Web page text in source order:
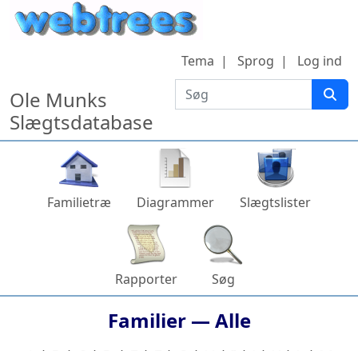
Hop til indhold
Ole Munks
Slægtsdatabase
Søg
Tema Sprog Log ind
Familietræ Diagrammer Slægtslister
Rapporter Søg
Familier — Alle